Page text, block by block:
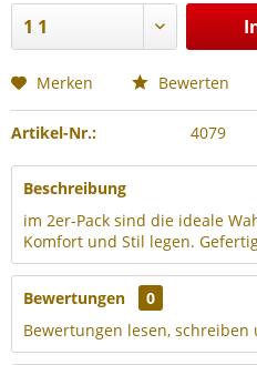
Merken Bewerten
Artikel-Nr.: 4079
Beschreibung
im 2er-Pack sind die ideale
Komfort und Stil legen.
Bewertungen
0
Bewertungen lesen,